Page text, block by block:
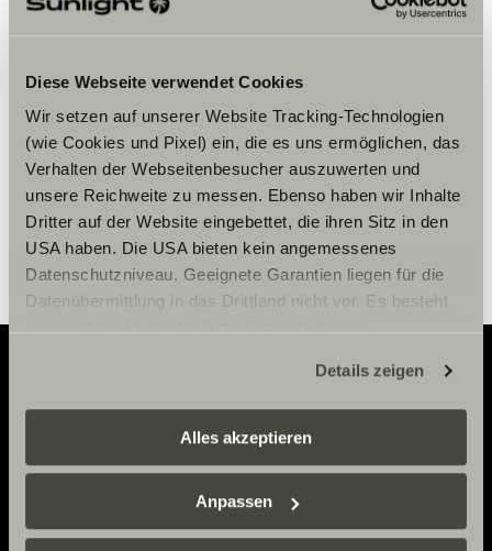
Diese Webseite verwendet Cookies
Wir setzen auf unserer Website Tracking-Technologien
(wie Cookies und Pixel) ein, die es uns ermöglichen, das
Verhalten der Webseitenbesucher auszuwerten und
unsere Reichweite zu messen. Ebenso haben wir Inhalte
Dritter auf der Website eingebettet, die ihren Sitz in den
USA haben. Die USA bieten kein angemessenes
Datenschutzniveau. Geeignete Garantien liegen für die
Datenübermittlung in das Drittland nicht vor. Es besteht
zustehen. Eingesetzte Dienstleister können Daten für
eigene Zwecke verarbeiten und mit anderen Daten
zusammenführen. Weitere Informationen finden Sie hier:
Datenschutzerklärung
einzelne Cookies/Dienste in den Einstellungen aus,
erteilen Sie uns Ihre Einwilligung zur Verarbeitung Ihrer
Details zeigen
Alles akzeptieren
Anpassen
Veuillez accepter les cookies pour
afficher le contenu.
Paramètre des cookies
Adventure
Now.